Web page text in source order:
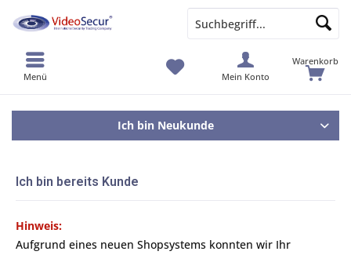
Warenkorb
Mein Konto
Menü
Ich bin Neukunde
Ich bin bereits Kunde
Hinweis:
Aufgrund eines neuen Shopsystems konnten wir Ihr